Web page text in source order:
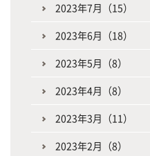
2023年7月（15）
2023年6月（18）
2023年5月（8）
2023年4月（8）
2023年3月（11）
2023年2月（8）